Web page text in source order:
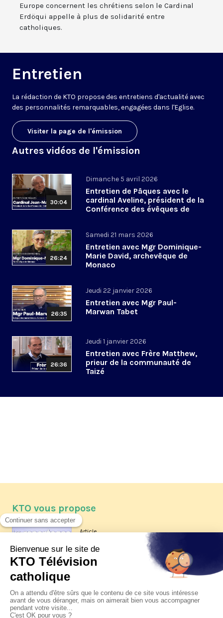
Europe concernent les chrétiens selon le Cardinal
Erdöqui appelle à plus de solidarité entre
catholiques.
Entretien
La rédaction de KTO propose des entretiens d'actualité avec
des personnalités remarquables, engagées dans l'Eglise.
Visiter la page de l'émission
Autres vidéos de l'émission
30:04
Dimanche 5 avril 2026
Entretien de Pâques avec le
cardinal Aveline, président de la
Conférence des évêques de
26:24
Samedi 21 mars 2026
Entretien avec Mgr Dominique-
Marie David, archevêque de
Monaco
26:35
Jeudi 22 janvier 2026
Entretien avec Mgr Paul-
Marwan Tabet
26:36
Jeudi 1 janvier 2026
Entretien avec Frère Matthew,
prieur de la communauté de
Taizé
KTO vous propose
Article
Les reportages d'été 2026 de KTO
La visite pastorale du pape Léon
XIV à Assise à suivre sur KTO le
jeudi 6 août